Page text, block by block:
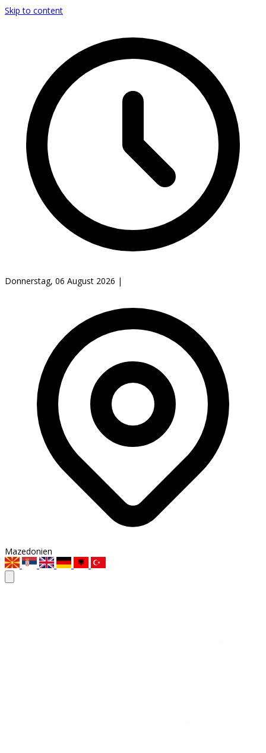
Skip to content
Donnerstag, 06 August 2026 |
Mazedonien